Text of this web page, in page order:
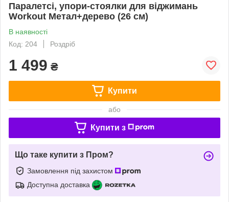
Паралетсі, упори-стоялки для віджимань
Workout Метал+дерево (26 см)
В наявності
Код: 204
Роздріб
1 499 ₴
Купити
або
Купити з
Що таке купити з Пром?
Замовлення під захистом
Доступна доставка